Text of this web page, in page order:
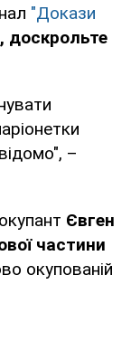
"Докази
доскрольте
–
Євген
частини
окупованій